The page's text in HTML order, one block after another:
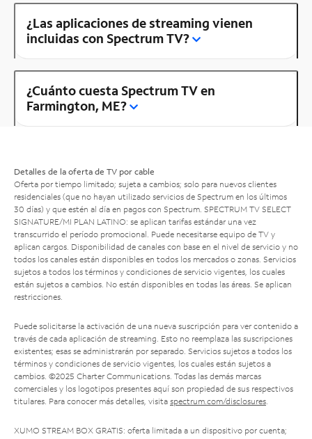
¿Las aplicaciones de streaming vienen
incluidas con Spectrum TV?
¿Cuánto cuesta Spectrum TV en
Farmington, ME?
Detalles de la oferta de TV por cable
Oferta por tiempo limitado; sujeta a cambios; solo para nuevos clientes
residenciales (que no hayan utilizado servicios de Spectrum en los últimos
30 días) y que estén al día en pagos con Spectrum. SPECTRUM TV SELECT
SIGNATURE/MI PLAN LATINO: se aplican tarifas estándar una vez
transcurrido el período promocional. Puede necesitarse equipo de TV y
aplican cargos. Disponibilidad de canales con base en el nivel de servicio y no
todos los canales están disponibles en todos los mercados o zonas. Servicios
sujetos a todos los términos y condiciones de servicio vigentes, los cuales
están sujetos a cambios. No están disponibles en todas las áreas. Se aplican
restricciones.
Puede solicitarse la activación de una nueva suscripción para ver contenido a
través de cada aplicación de streaming. Esto no reemplaza las suscripciones
existentes; esas se administrarán por separado. Servicios sujetos a todos los
términos y condiciones de servicio vigentes, los cuales están sujetos a
cambios. ©2025 Charter Communications. Todas las demás marcas
comerciales y los logotipos presentes aquí son propiedad de sus respectivos
titulares. Para conocer más detalles, visita spectrum.com/disclosures.
XUMO STREAM BOX GRATIS: oferta limitada a un dispositivo por cuenta;